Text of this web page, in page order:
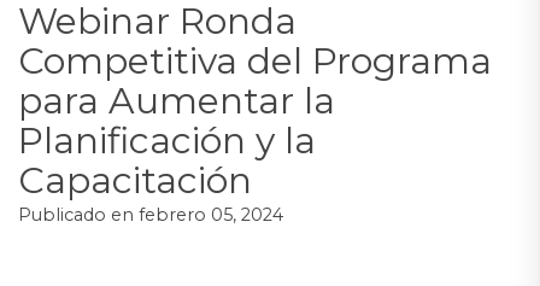
Webinar Ronda
Competitiva del Programa
para Aumentar la
Planificación y la
Capacitación
Publicado en febrero 05, 2024